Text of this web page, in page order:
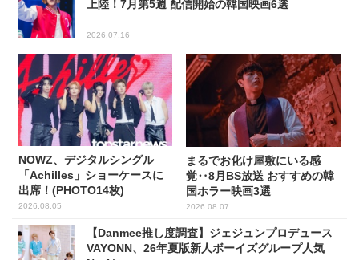
上陸！7月第5週 配信開始の韓国映画6選
2026.07.16
NOWZ、デジタルシングル
「Achilles」ショーケースに
出席！(PHOTO14枚)
2026.08.05
まるでお化け屋敷にいる感
覚‥8月BS放送 おすすめの韓
国ホラー映画3選
2026.08.07
【Danmee推し度調査】ジェジュンプロデュース
VAYONN、26年夏版新人ボーイズグループ人気